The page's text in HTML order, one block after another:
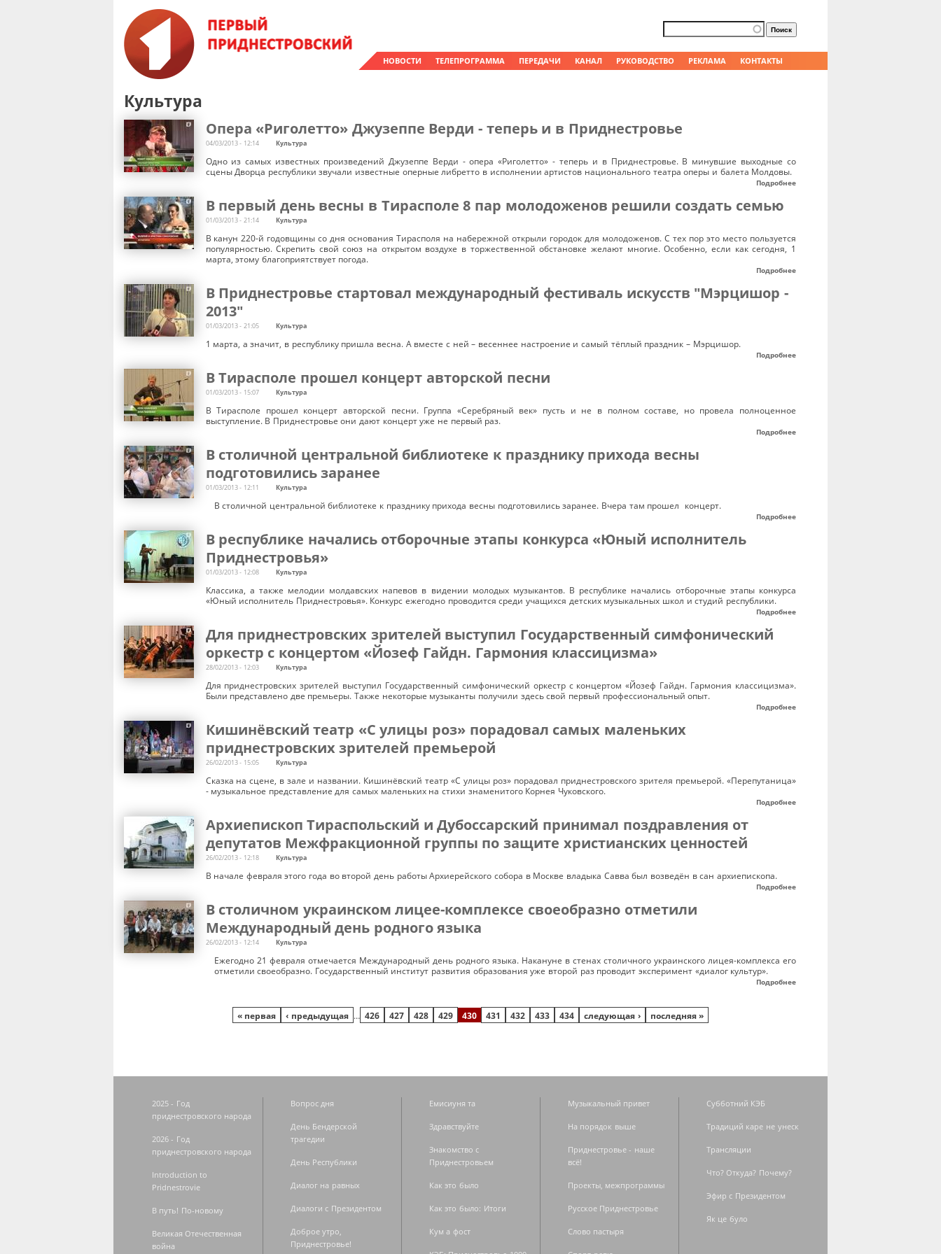
НОВОСТИ ТЕЛЕПРОГРАММА ПЕРЕДАЧИ КАНАЛ РУКОВОДСТВО РЕКЛАМА КОНТАКТЫ
Форма поиска
Поиск
Культура
Опера «Риголетто» Джузеппе Верди - теперь и в Приднестровье
04/03/2013 - 12:14 Культура
Одно из самых известных произведений Джузеппе Верди - опера «Риголетто» - теперь и в Приднестровье. В минувшие выходные со
сцены Дворца республики звучали известные оперные либретто в исполнении артистов национального театра оперы и балета Молдовы.
Подробнее
В первый день весны в Тирасполе 8 пар молодоженов решили создать семью
01/03/2013 - 21:14 Культура
В канун 220-й годовщины со дня основания Тирасполя на набережной открыли городок для молодоженов. С тех пор это место пользуется
популярностью. Скрепить свой союз на открытом воздухе в торжественной обстановке желают многие. Особенно, если как сегодня, 1
марта, этому благоприятствует погода.
Подробнее
В Приднестровье стартовал международный фестиваль искусств "Мэрцишор -
2013"
01/03/2013 - 21:05 Культура
1 марта, а значит, в республику пришла весна. А вместе с ней – весеннее настроение и самый тёплый праздник – Мэрцишор.
Подробнее
В Тирасполе прошел концерт авторской песни
01/03/2013 - 15:07 Культура
В Тирасполе прошел концерт авторской песни. Группа «Серебряный век» пусть и не в полном составе, но провела полноценное
выступление. В Приднестровье они дают концерт уже не первый раз.
Подробнее
В столичной центральной библиотеке к празднику прихода весны
подготовились заранее
01/03/2013 - 12:11 Культура
В столичной центральной библиотеке к празднику прихода весны подготовились заранее. Вчера там прошел концерт.
Подробнее
В республике начались отборочные этапы конкурса «Юный исполнитель
Приднестровья»
01/03/2013 - 12:08 Культура
Классика, а также мелодии молдавских напевов в видении молодых музыкантов. В республике начались отборочные этапы конкурса
«Юный исполнитель Приднестровья». Конкурс ежегодно проводится среди учащихся детских музыкальных школ и студий республики.
Подробнее
Для приднестровских зрителей выступил Государственный симфонический
оркестр с концертом «Йозеф Гайдн. Гармония классицизма»
28/02/2013 - 12:03 Культура
Для приднестровских зрителей выступил Государственный симфонический оркестр с концертом «Йозеф Гайдн. Гармония классицизма».
Были представлено две премьеры. Также некоторые музыканты получили здесь свой первый профессиональный опыт.
Подробнее
Кишинёвский театр «С улицы роз» порадовал самых маленьких
приднестровских зрителей премьерой
26/02/2013 - 15:05 Культура
Сказка на сцене, в зале и названии. Кишинёвский театр «С улицы роз» порадовал приднестровского зрителя премьерой. «Перепутаница»
- музыкальное представление для самых маленьких на стихи знаменитого Корнея Чуковского.
Подробнее
Архиепископ Тираспольский и Дубоссарский принимал поздравления от
депутатов Межфракционной группы по защите христианских ценностей
26/02/2013 - 12:18 Культура
В начале февраля этого года во второй день работы Архиерейского собора в Москве владыка Савва был возведён в сан архиепископа.
Подробнее
В столичном украинском лицее-комплексе своеобразно отметили
Международный день родного языка
26/02/2013 - 12:14 Культура
Ежегодно 21 февраля отмечается Международный день родного языка. Накануне в стенах столичного украинского лицея-комплекса его
отметили своеобразно. Государственный институт развития образования уже второй раз проводит эксперимент «диалог культур».
Подробнее
« первая ‹ предыдущая … 426 427 428 429 430 431 432 433 434 следующая › последняя »
2025 - Год
приднестровского народа
2026 - Год
приднестровского народа
Introduction to
Pridnestrovie
В путь! По-новому
Великая Отечественная
война
Вопрос дня
День Бендерской
трагедии
День Республики
Диалог на равных
Диалоги с Президентом
Доброе утро,
Приднестровье!
Емисиуня та
Здравствуйте
Знакомство с
Приднестровьем
Как это было
Как это было: Итоги
Кум а фост
Музыкальный привет
На порядок выше
Приднестровье - наше
всё!
Проекты, межпрограммы
Русское Приднестровье
Слово пастыря
Субботний КЭБ
Традиций каре не унеск
Трансляции
Что? Откуда? Почему?
Эфир с Президентом
Як це було